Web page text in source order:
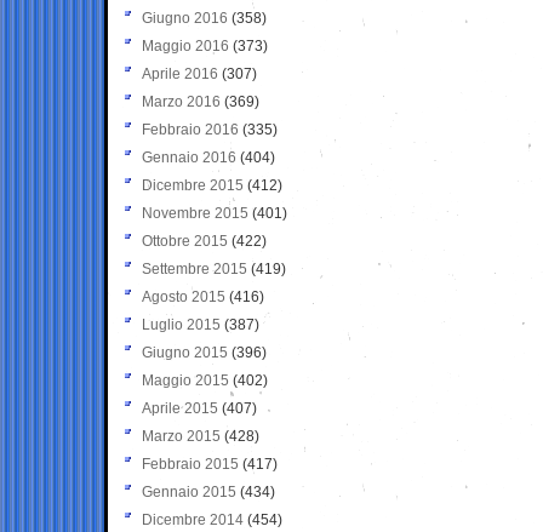
Giugno 2016 (358)
Maggio 2016 (373)
Aprile 2016 (307)
Marzo 2016 (369)
Febbraio 2016 (335)
Gennaio 2016 (404)
Dicembre 2015 (412)
Novembre 2015 (401)
Ottobre 2015 (422)
Settembre 2015 (419)
Agosto 2015 (416)
Luglio 2015 (387)
Giugno 2015 (396)
Maggio 2015 (402)
Aprile 2015 (407)
Marzo 2015 (428)
Febbraio 2015 (417)
Gennaio 2015 (434)
Dicembre 2014 (454)